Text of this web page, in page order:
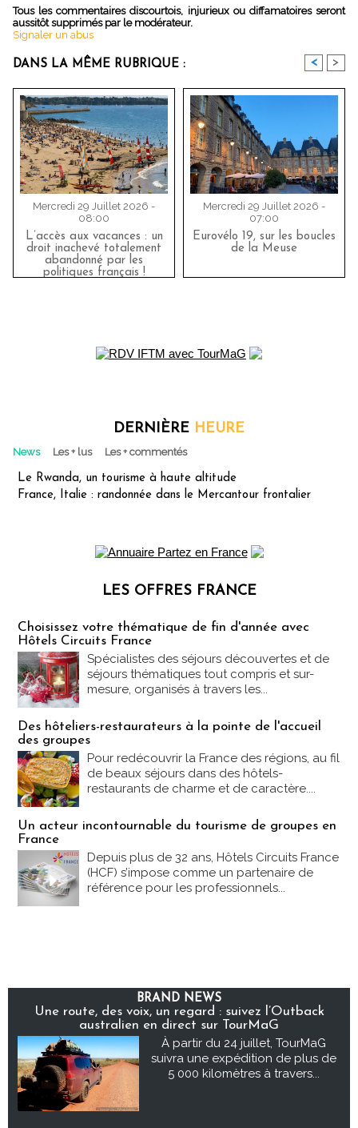
Tous les commentaires discourtois, injurieux ou diffamatoires seront
aussitôt supprimés par le modérateur.
Signaler un abus
DANS LA MÊME RUBRIQUE : < >
Mercredi 29 Juillet 2026 -
08:00
L’accès aux vacances : un
droit inachevé totalement
abandonné par les
politiques français !
Mercredi 29 Juillet 2026 -
07:00
Eurovélo 19, sur les boucles
de la Meuse
DERNIÈRE HEURE
News Les + lus Les + commentés
Le Rwanda, un tourisme à haute altitude
France, Italie : randonnée dans le Mercantour frontalier
LES OFFRES FRANCE
Choisissez votre thématique de fin d'année avec
Hôtels Circuits France
Spécialistes des séjours découvertes et de
séjours thématiques tout compris et sur-
mesure, organisés à travers les...
Des hôteliers-restaurateurs à la pointe de l'accueil
des groupes
Pour redécouvrir la France des régions, au fil
de beaux séjours dans des hôtels-
restaurants de charme et de caractère....
Un acteur incontournable du tourisme de groupes en
France
Depuis plus de 32 ans, Hôtels Circuits France
(HCF) s’impose comme un partenaire de
référence pour les professionnels...
BRAND NEWS
Une route, des voix, un regard : suivez l’Outback
australien en direct sur TourMaG
À partir du 24 juillet, TourMaG
suivra une expédition de plus de
5 000 kilomètres à travers...